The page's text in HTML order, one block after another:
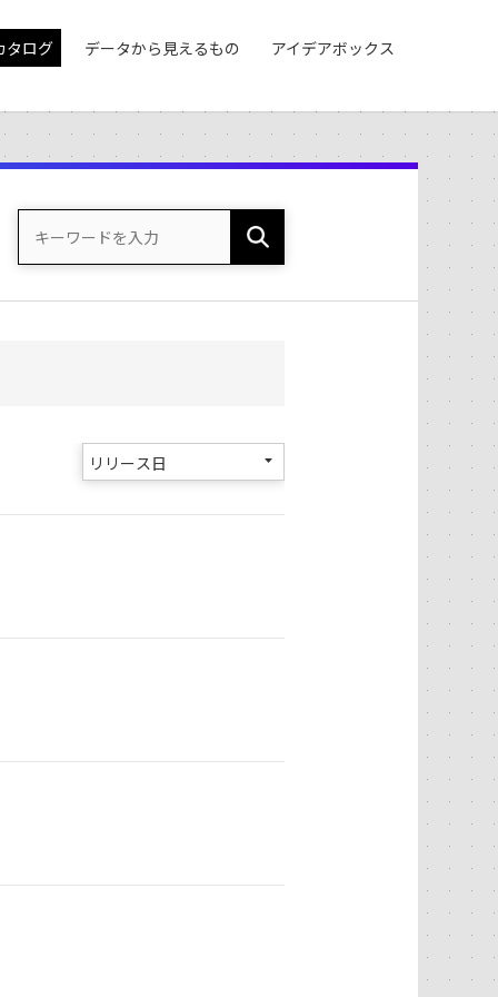
タログ データから見えるもの アイデアボックス